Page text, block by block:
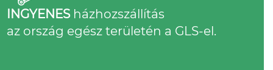
INGYENESházhozszállítás
az ország egész területén a GLS-el.